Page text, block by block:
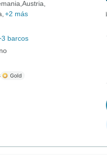
Austria
+2 más
barcos